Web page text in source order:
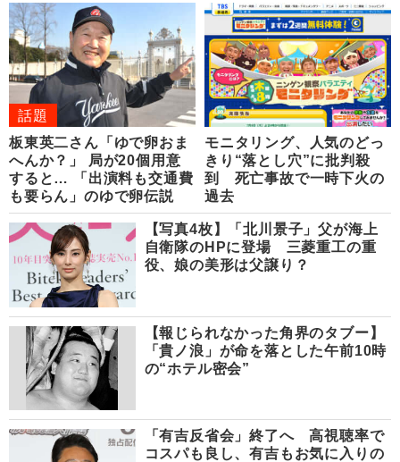
話題
板東英二さん「ゆで卵おま
へんか？」 局が20個用意
すると… 「出演料も交通費
も要らん」のゆで卵伝説
モニタリング、人気のどっ
きり“落とし穴”に批判殺
到 死亡事故で一時下火の
過去
【写真4枚】「北川景子」父が海上
自衛隊のHPに登場 三菱重工の重
役、娘の美形は父譲り？
【報じられなかった角界のタブー】
「貴ノ浪」が命を落とした午前10時
の“ホテル密会”
「有吉反省会」終了へ 高視聴率で
コスパも良し、有吉もお気に入りの